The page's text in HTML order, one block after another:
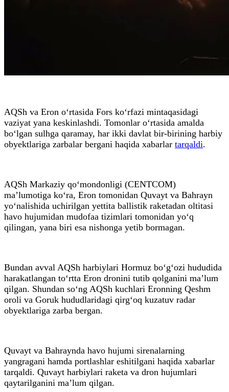
AQSh va Eron o‘rtasida Fors ko‘rfazi mintaqasidagi
vaziyat yana keskinlashdi. Tomonlar o‘rtasida amalda
bo‘lgan sulhga qaramay, har ikki davlat bir-birining harbiy
obyektlariga zarbalar bergani haqida xabarlar tarqaldi.
AQSh Markaziy qo‘mondonligi (CENTCOM)
ma’lumotiga ko‘ra, Eron tomonidan Quvayt va Bahrayn
yo‘nalishida uchirilgan yettita ballistik raketadan oltitasi
havo hujumidan mudofaa tizimlari tomonidan yo‘q
qilingan, yana biri esa nishonga yetib bormagan.
Bundan avval AQSh harbiylari Hormuz bo‘g‘ozi hududida
harakatlangan to‘rtta Eron dronini tutib qolganini ma’lum
qilgan. Shundan so‘ng AQSh kuchlari Eronning Qeshm
oroli va Goruk hududlaridagi qirg‘oq kuzatuv radar
obyektlariga zarba bergan.
Quvayt va Bahraynda havo hujumi sirenalarning
yangragani hamda portlashlar eshitilgani haqida xabarlar
tarqaldi. Quvayt harbiylari raketa va dron hujumlari
qaytarilganini ma’lum qilgan.